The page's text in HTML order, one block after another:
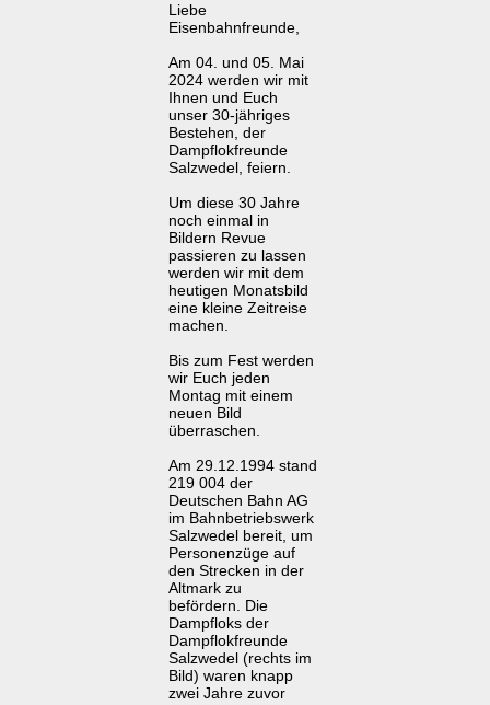
Liebe
Eisenbahnfreunde,
Am 04. und 05. Mai
2024 werden wir mit
Ihnen und Euch
unser 30-jähriges
Bestehen, der
Dampflokfreunde
Salzwedel, feiern.
Um diese 30 Jahre
noch einmal in
Bildern Revue
passieren zu lassen
werden wir mit dem
heutigen Monatsbild
eine kleine Zeitreise
machen.
Bis zum Fest werden
wir Euch jeden
Montag mit einem
neuen Bild
überraschen.
Am 29.12.1994 stand
219 004 der
Deutschen Bahn AG
im Bahnbetriebswerk
Salzwedel bereit, um
Personenzüge auf
den Strecken in der
Altmark zu
befördern. Die
Dampfloks der
Dampflokfreunde
Salzwedel (rechts im
Bild) waren knapp
zwei Jahre zuvor